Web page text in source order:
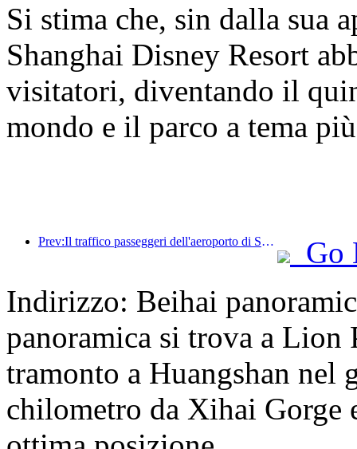
Si stima che, sin dalla sua
Shanghai Disney Resort
visitatori, diventando il
mondo e il parco a tema
Prev:Il traffico passeggeri dell'aeroporto di Shenzhen ha superato i 3 milioni quest'anno, stabilendo un nuovo record per lo stesso periodo.
Go
Indirizzo: Beihai
panoramica si trova a Lion
tramonto a Huangshan
chilometro da Xihai Gorge